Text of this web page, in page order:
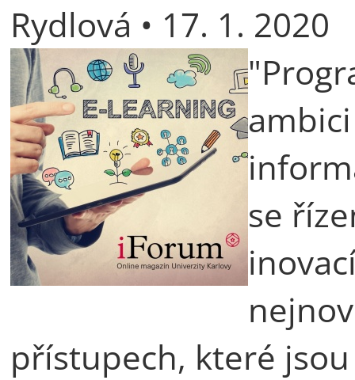
Rydlová • 17. 1. 2020
se
přístupech, které